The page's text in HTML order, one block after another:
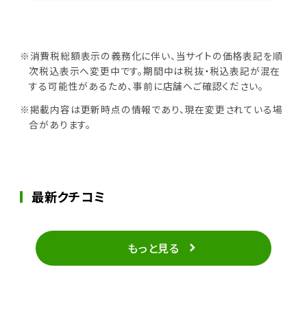
※消費税総額表示の義務化に伴い、当サイトの価格表記を順
次税込表示へ変更中です。期間中は税抜・税込表記が混在
する可能性があるため、事前に店舗へご確認ください。
※掲載内容は更新時点の情報であり、現在変更されている場
合があります。
最新クチコミ
もっと見る